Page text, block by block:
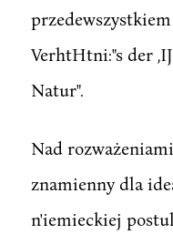
VerhtHtni:"s der
Natur".
Nad
znamienny dla
n'iemieckiej